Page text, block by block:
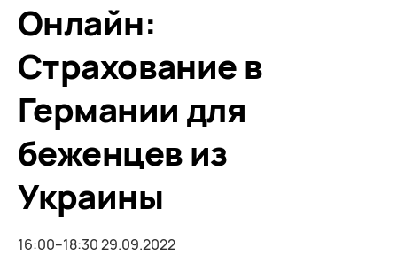
Онлайн:
Страхование в
Германии для
беженцев из
Украины
16:00–18:30 29.09.2022